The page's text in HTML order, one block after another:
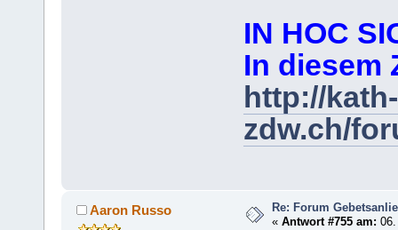
IN HOC
In diesem
http://kath-
zdw.ch/
Aaron Russo
Re: Forum
«Antwort #755 am: